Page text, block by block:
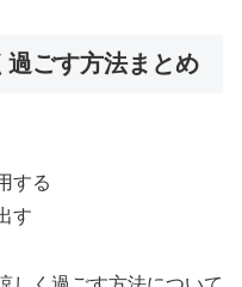
過ごす方法まとめ
する
す